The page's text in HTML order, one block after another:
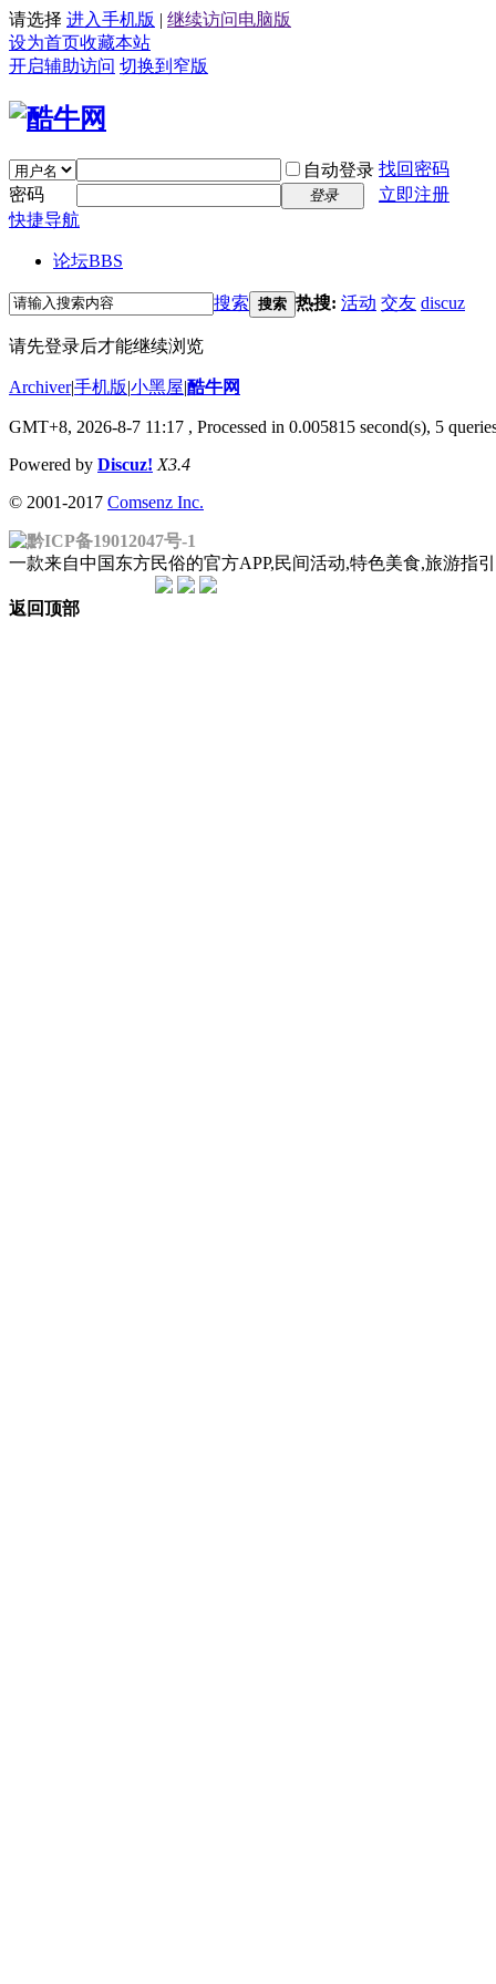
请选择 进入手机版 | 继续访问电脑版
设为首页收藏本站
开启辅助访问 切换到窄版
自动登录 找回密码
密码
登录
立即注册
快捷导航
论坛BBS
搜索 搜索 热搜: 活动 交友 discuz
请先登录后才能继续浏览
Archiver|手机版|小黑屋|酷牛网
GMT+8, 2026-8-7 11:17 , Processed in 0.005815 second(s), 5
Powered by Discuz! X3.4
© 2001-2017 Comsenz Inc.
黔ICP备19012047号-1
一款来自中国东方民俗的官方APP,民间活动,特色美食,旅游
返回顶部